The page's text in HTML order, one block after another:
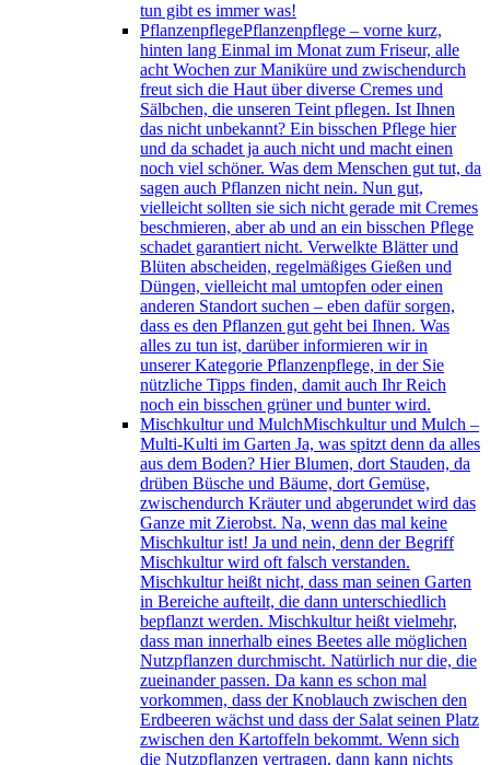
tun gibt es immer was!
PflanzenpflegePflanzenpflege – vorne kurz,
hinten lang Einmal im Monat zum Friseur, alle
acht Wochen zur Maniküre und zwischendurch
freut sich die Haut über diverse Cremes und
Sälbchen, die unseren Teint pflegen. Ist Ihnen
das nicht unbekannt? Ein bisschen Pflege hier
und da schadet ja auch nicht und macht einen
noch viel schöner. Was dem Menschen gut tut, da
sagen auch Pflanzen nicht nein. Nun gut,
vielleicht sollten sie sich nicht gerade mit Cremes
beschmieren, aber ab und an ein bisschen Pflege
schadet garantiert nicht. Verwelkte Blätter und
Blüten abscheiden, regelmäßiges Gießen und
Düngen, vielleicht mal umtopfen oder einen
anderen Standort suchen – eben dafür sorgen,
dass es den Pflanzen gut geht bei Ihnen. Was
alles zu tun ist, darüber informieren wir in
unserer Kategorie Pflanzenpflege, in der Sie
nützliche Tipps finden, damit auch Ihr Reich
noch ein bisschen grüner und bunter wird.
Mischkultur und MulchMischkultur und Mulch –
Multi-Kulti im Garten Ja, was spitzt denn da alles
aus dem Boden? Hier Blumen, dort Stauden, da
drüben Büsche und Bäume, dort Gemüse,
zwischendurch Kräuter und abgerundet wird das
Ganze mit Zierobst. Na, wenn das mal keine
Mischkultur ist! Ja und nein, denn der Begriff
Mischkultur wird oft falsch verstanden.
Mischkultur heißt nicht, dass man seinen Garten
in Bereiche aufteilt, die dann unterschiedlich
bepflanzt werden. Mischkultur heißt vielmehr,
dass man innerhalb eines Beetes alle möglichen
Nutzpflanzen durchmischt. Natürlich nur die, die
zueinander passen. Da kann es schon mal
vorkommen, dass der Knoblauch zwischen den
Erdbeeren wächst und dass der Salat seinen Platz
zwischen den Kartoffeln bekommt. Wenn sich
die Nutzpflanzen vertragen, dann kann nichts